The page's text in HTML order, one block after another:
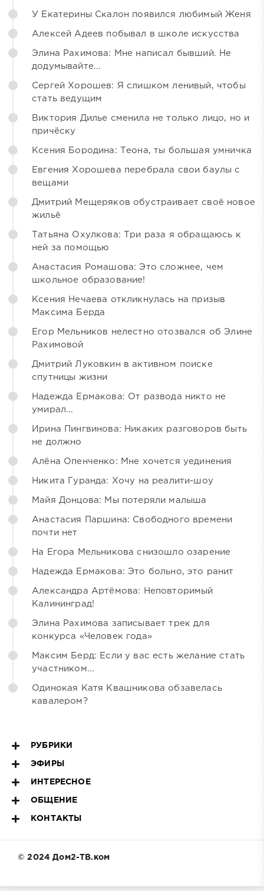
У Екатерины Скалон появился любимый Женя
Алексей Адеев побывал в школе искусства
Элина Рахимова: Мне написал бывший. Не
додумывайте...
Сергей Хорошев: Я слишком ленивый, чтобы
стать ведущим
Виктория Дилье сменила не только лицо, но и
причёску
Ксения Бородина: Теона, ты большая умничка
Евгения Хорошева перебрала свои баулы с
вещами
Дмитрий Мещеряков обустраивает своё новое
жильё
Татьяна Охулкова: Три раза я обращаюсь к
ней за помощью
Анастасия Ромашова: Это сложнее, чем
школьное образование!
Ксения Нечаева откликнулась на призыв
Максима Берда
Егор Мельников нелестно отозвался об Элине
Рахимовой
Дмитрий Луковкин в активном поиске
спутницы жизни
Надежда Ермакова: От развода никто не
умирал...
Ирина Пингвинова: Никаких разговоров быть
не должно
Алёна Опенченко: Мне хочется уединения
Никита Гуранда: Хочу на реалити-шоу
Майя Донцова: Мы потеряли малыша
Анастасия Паршина: Свободного времени
почти нет
На Егора Мельникова снизошло озарение
Надежда Ермакова: Это больно, это ранит
Александра Артёмова: Неповторимый
Калининград!
Элина Рахимова записывает трек для
конкурса «Человек года»
Максим Берд: Если у вас есть желание стать
участником...
Одинокая Катя Квашникова обзавелась
кавалером?
РУБРИКИ
ЭФИРЫ
ИНТЕРЕСНОЕ
ОБЩЕНИЕ
КОНТАКТЫ
© 2024 Дом2-ТВ.ком